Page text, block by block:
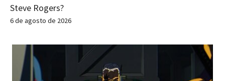
Steve Rogers?
6 de agosto de 2026